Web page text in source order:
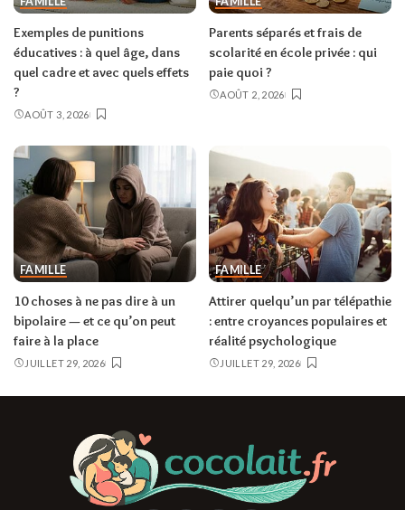
Exemples de punitions
éducatives : à quel âge, dans
quel cadre et avec quels effets
?
AOÛT 3, 2026
Parents séparés et frais de
scolarité en école privée : qui
paie quoi ?
AOÛT 2, 2026
FAMILLE
10 choses à ne pas dire à un
bipolaire — et ce qu’on peut
faire à la place
JUILLET 29, 2026
FAMILLE
Attirer quelqu’un par télépathie
: entre croyances populaires et
réalité psychologique
JUILLET 29, 2026